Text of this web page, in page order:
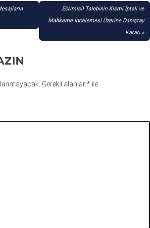
Ecrimisil Talebinin Kısmi İptali ve
Mahkeme İncelemesi Üzerine Danıştay
Kararı
Gerekli alanlar* ile